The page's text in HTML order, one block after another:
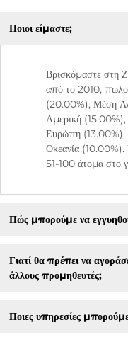
Ποιοι είμαστε;
Βρισκόμαστε στη
από το 2010,
(20.00%), Μέση
Αμερική
Ευρώπη (13.00%),
Οκεανία
51-100 άτομα στο
Πώς μπορούμε να
Γιατί θα πρέπει να
άλλους προμηθευτές;
Ποιες υπηρεσίες